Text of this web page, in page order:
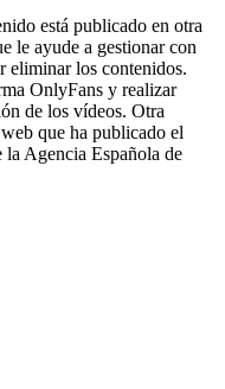
está publicado en otra
le ayude a gestionar con
eliminar los contenidos.
OnlyFans y realizar
de los vídeos. Otra
que ha publicado el
la Agencia Española de